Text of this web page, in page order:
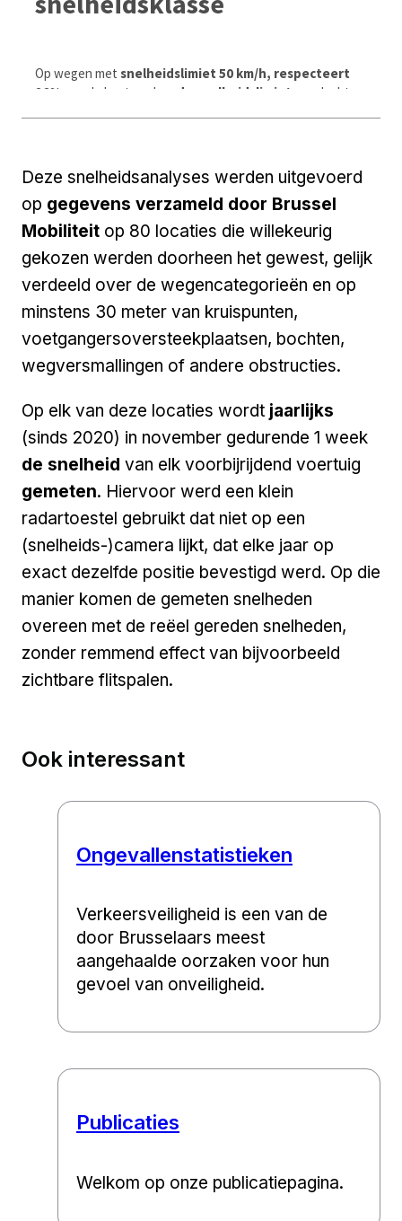
Deze snelheidsanalyses werden uitgevoerd
op gegevens verzameld door Brussel
Mobiliteit op 80 locaties die willekeurig
gekozen werden doorheen het gewest, gelijk
verdeeld over de wegencategorieën en op
minstens 30 meter van kruispunten,
voetgangersoversteekplaatsen, bochten,
wegversmallingen of andere obstructies.
Op elk van deze locaties wordt jaarlijks
(sinds 2020) in november gedurende 1 week
de snelheid van elk voorbijrijdend voertuig
gemeten. Hiervoor werd een klein
radartoestel gebruikt dat niet op een
(snelheids-)camera lijkt, dat elke jaar op
exact dezelfde positie bevestigd werd. Op die
manier komen de gemeten snelheden
overeen met de reëel gereden snelheden,
zonder remmend effect van bijvoorbeeld
zichtbare flitspalen.
Ook interessant
Ongevallenstatistieken
Verkeersveiligheid is een van de
door Brusselaars meest
aangehaalde oorzaken voor hun
gevoel van onveiligheid.
Publicaties
Welkom op onze publicatiepagina.